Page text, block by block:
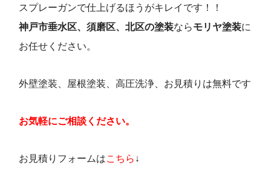
スプレーガンで仕上げるほうがキレイです！！
神戸市垂水区、須磨区、北区の塗装ならモリ ヤ塗装に
お任せください。
外壁塗装、屋根塗装、高圧洗浄、お見積りは無料です
お気軽にご相談ください。
お見積りフォームはこちら ↓